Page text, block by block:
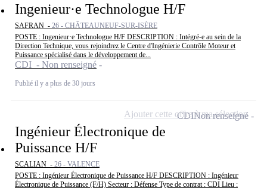
Ingenieur·e Technologue H/F
SAFRAN - 26 - CHÂTEAUNEUF-SUR-ISÈRE
POSTE : Ingenieur·e Technologue H/F DESCRIPTION : Intégré-e au sein de la
Direction Technique, vous rejoindrez le Centre d'Ingénierie Contrôle Moteur et
Puissance spécialisé dans le développement de...
CDI - Non renseigné
Publié il y a plus de 30 jours
Ingénieur Électronique de
Puissance H/F
SCALIAN - 26 - VALENCE
POSTE : Ingénieur Électronique de Puissance H/F DESCRIPTION : Ingénieur
Électronique de Puissance (F/H) Secteur : Défense Type de contrat : CDI Lieu :
CDINon renseigné
Ajouter cette offre à ma sélection